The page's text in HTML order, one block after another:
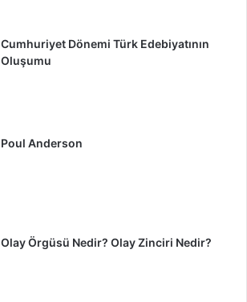
Cumhuriyet Dönemi Türk Edebiyatının
Oluşumu
Poul Anderson
Olay Örgüsü Nedir? Olay Zinciri Nedir?